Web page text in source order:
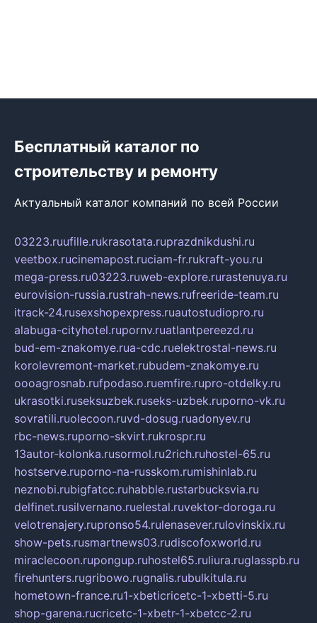
Бесплатный каталог по
строительству и ремонту
Актуальный каталог компаний по всей России
03223.ruufille.rukrasotata.ruprazdnikdushi.ru
veetbox.rucinemapost.ruciam-fr.rukraft-you.ru
mega-press.ru03223.ruweb-explore.rurastenuya.ru
eurovision-russia.rustrah-news.rufreeride-team.ru
itrack-24.rusexshopexpress.ruautostudiopro.ru
alabuga-cityhotel.rupornv.ruatlantpereezd.ru
bud-em-znakomye.rua-cdc.ruelektrostal-news.ru
korolevremont-market.rubudem-znakomye.ru
oooagrosnab.rufpodaso.ruemfire.rupro-otdelky.ru
ukrasotki.ruseksuzbek.ruseks-uzbek.ruporno-vk.ru
sovratili.ruolecoon.ruvd-dosug.ruadonyev.ru
rbc-news.ruporno-skvirt.rukrospr.ru
13autor-kolonka.rusormol.ru2rich.ruhostel-65.ru
hostserve.ruporno-na-russkom.rumishinlab.ru
neznobi.rubigfatcc.ruhabble.rustarbucksvia.ru
delfinet.rusilvernano.ruelestal.ruvektor-doroga.ru
velotrenajery.rupronso54.rulenasever.rulovinskix.ru
show-pets.rusmartnews03.rudiscofoxworld.ru
miraclecoon.rupongup.ruhostel65.ruliura.ruglasspb.ru
firehunters.rugribowo.rugnalis.rubulkitula.ru
hometown-france.ru1-xbeticricetc-1-xbetti-5.ru
shop-garena.rucricetc-1-xbetr-1-xbetcc-2.ru